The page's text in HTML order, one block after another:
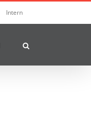
Intern